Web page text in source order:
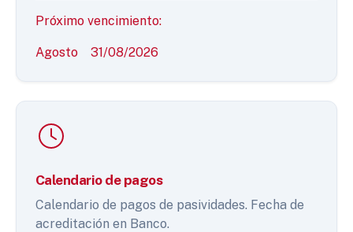
Próximo vencimiento:
Agosto 31/08/2026
Calendario de pagos
Calendario de pagos de pasividades. Fecha de
acreditación en Banco.